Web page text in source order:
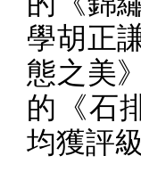
學胡正
態之美
的《石
均獲評